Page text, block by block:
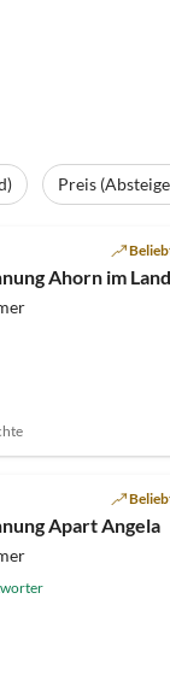
Preis
Apart Angela